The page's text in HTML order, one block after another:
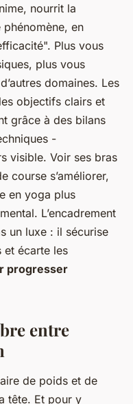
nourrit la
en
Plus vous
plus vous
domaines. Les
objectifs clairs et
grâce à des bilans
-
visible. Voir ses bras
course s’améliorer,
en yoga plus
L’encadrement
un luxe : il sécurise
et écarte les
progresser
entre
de poids et de
tête. Et pour y